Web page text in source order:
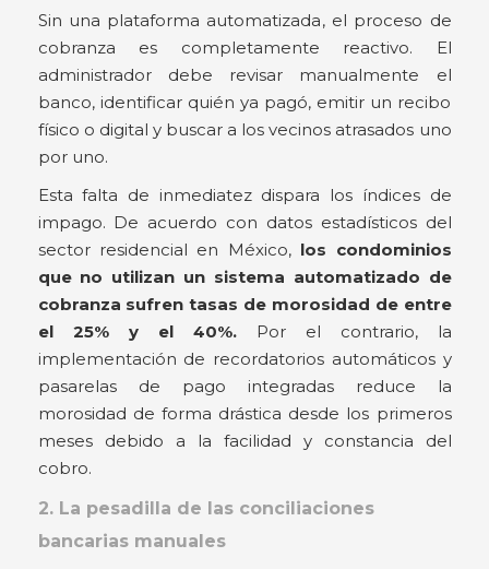
Sin una plataforma automatizada, el proceso de
cobranza es completamente reactivo. El
administrador debe revisar manualmente el
banco, identificar quién ya pagó, emitir un recibo
físico o digital y buscar a los vecinos atrasados uno
por uno.
Esta falta de inmediatez dispara los índices de
impago. De acuerdo con datos estadísticos del
sector residencial en México, los condominios
que no utilizan un sistema automatizado de
cobranza sufren tasas de morosidad de entre
el 25% y el 40%.Por el contrario, la
implementación de recordatorios automáticos y
pasarelas de pago integradas reduce la
morosidad de forma drástica desde los primeros
meses debido a la facilidad y constancia del
cobro.
2. La pesadilla de las conciliaciones
bancarias manuales